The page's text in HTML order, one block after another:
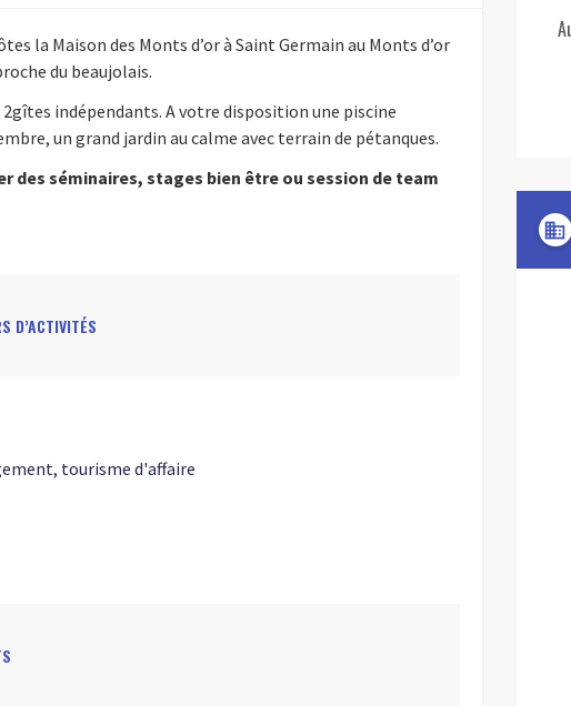
la Maison des Monts d’or à Saint Germain au Monts d’or
du beaujolais.
indépendants. A votre disposition une piscine
un grand jardin au calme avec terrain de pétanques.
des séminaires, stages bien être ou session de team
D’ACTIVITÉS
tourisme d'affaire
domain